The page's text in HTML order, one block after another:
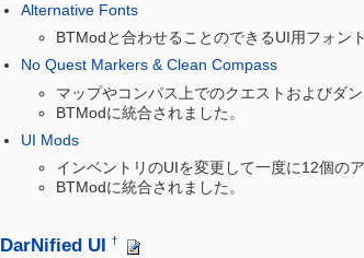
Alternative Fonts
BTModと合わせることのできるUI用フォン
No Quest Markers & Clean Compass
マップやコンパス上でのクエストおよびダ
BTModに統合されました。
UI Mods
インベントリのUIを変更して一度に12個の
BTModに統合されました。
DarNified UI †